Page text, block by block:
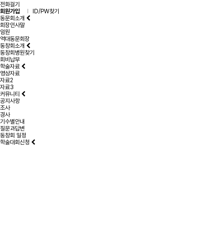
전화걸기
회원가입
l
ID/PW찾기
동문회소개
회장인사말
임원
역대동문회장
동창회소개
동창회병원찾기
회비납부
학술자료
영상자료
자료2
자료3
커뮤니티
공지사항
조사
경사
기수별안내
질문과답변
동창회 일정
학술대회신청